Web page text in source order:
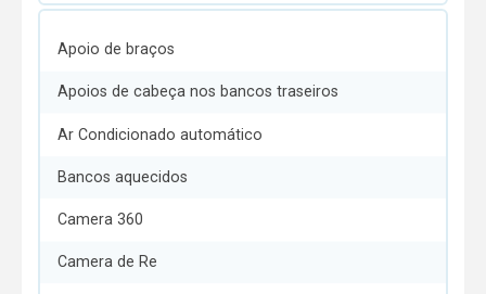
Apoio de braços
Apoios de cabeça nos bancos traseiros
Ar Condicionado automático
Bancos aquecidos
Camera 360
Camera de Re